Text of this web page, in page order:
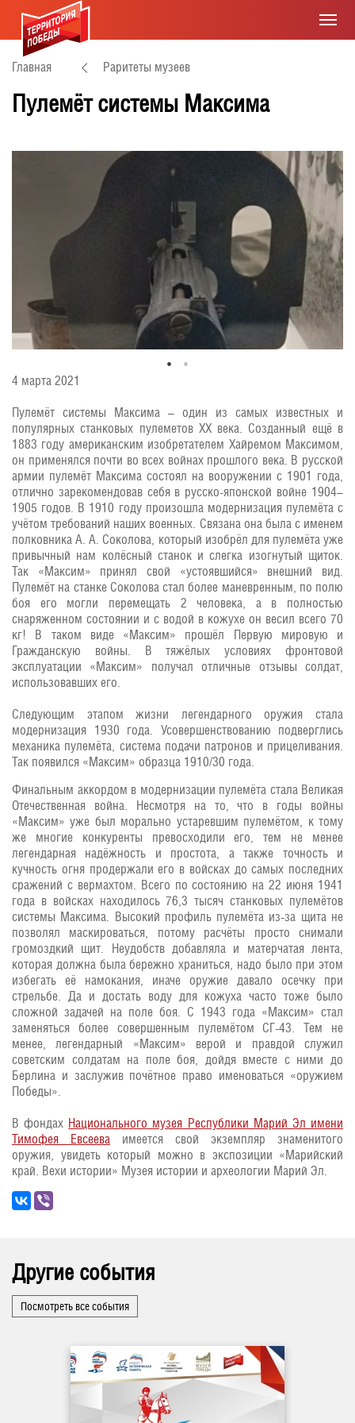
Главная Раритеты музеев
Пулемёт системы Максима
4 марта 2021
Пулемёт системы Максима – один из самых известных и
популярных станковых пулеметов XX века. Созданный ещё в
1883 году американским изобретателем Хайремом Максимом,
он применялся почти во всех войнах прошлого века. В русской
армии пулемёт Максима состоял на вооружении с 1901 года,
отлично зарекомендовав себя в русско-японской войне 1904–
1905 годов. В 1910 году произошла модернизация пулемёта с
учётом требований наших военных. Связана она была с именем
полковника А. А. Соколова, который изобрёл для пулемёта уже
привычный нам колёсный станок и слегка изогнутый щиток.
Так «Максим» принял свой «устоявшийся» внешний вид.
Пулемёт на станке Соколова стал более маневренным, по полю
боя его могли перемещать 2 человека, а в полностью
снаряженном состоянии и с водой в кожухе он весил всего 70
кг! В таком виде «Максим» прошёл Первую мировую и
Гражданскую войны. В тяжёлых условиях фронтовой
эксплуатации «Максим» получал отличные отзывы солдат,
использовавших его.
Следующим этапом жизни легендарного оружия стала
модернизация 1930 года. Усовершенствованию подверглись
механика пулемёта, система подачи патронов и прицеливания.
Так появился «Максим» образца 1910/30 года.
Финальным аккордом в модернизации пулемёта стала Великая
Отечественная война. Несмотря на то, что в годы войны
«Максим» уже был морально устаревшим пулемётом, к тому
же многие конкуренты превосходили его, тем не менее
легендарная надёжность и простота, а также точность и
кучность огня продержали его в войсках до самых последних
сражений с вермахтом. Всего по состоянию на 22 июня 1941
года в войсках находилось 76,3 тысяч станковых пулемётов
системы Максима. Высокий профиль пулемёта из-за щита не
позволял маскироваться, потому расчёты просто снимали
громоздкий щит. Неудобств добавляла и матерчатая лента,
которая должна была бережно храниться, надо было при этом
избегать её намокания, иначе оружие давало осечку при
стрельбе. Да и достать воду для кожуха часто тоже было
сложной задачей на поле боя. С 1943 года «Максим» стал
заменяться более совершенным пулемётом СГ-43. Тем не
менее, легендарный «Максим» верой и правдой служил
советским солдатам на поле боя, дойдя вместе с ними до
Берлина и заслужив почётное право именоваться «оружием
Победы».
В фондах Национального музея Республики Марий Эл имени
Тимофея Евсеева имеется свой экземпляр знаменитого
оружия, увидеть который можно в экспозиции «Марийский
край. Вехи истории» Музея истории и археологии Марий Эл.
Другие события
Посмотреть все события